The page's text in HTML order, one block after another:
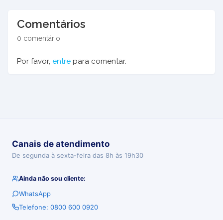
Comentários
0 comentário
Por favor, entre para comentar.
Canais de atendimento
De segunda à sexta-feira das 8h às 19h30
Ainda não sou cliente:
WhatsApp
Telefone: 0800 600 0920